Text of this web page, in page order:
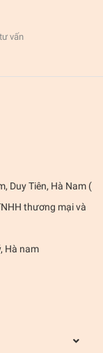
vấn
Duy Tiên, Hà Nam (
thương mại và
Hà nam